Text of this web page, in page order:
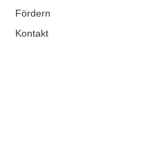
Fördern
Kontakt